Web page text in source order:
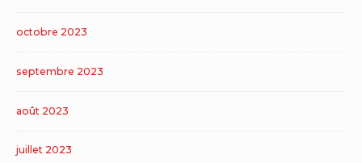
octobre 2023
septembre 2023
août 2023
juillet 2023